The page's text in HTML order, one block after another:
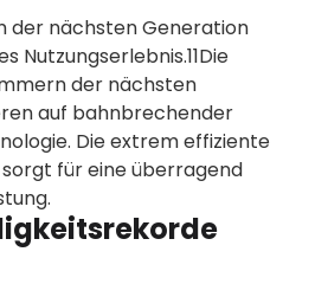
der nächsten Generation
Nutzungserlebnis.11Die
der nächsten
auf bahnbrechender
Die extrem effiziente
für eine überragend